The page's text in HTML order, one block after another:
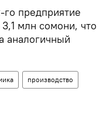
предприятие
млн сомони, что
аналогичный
производство